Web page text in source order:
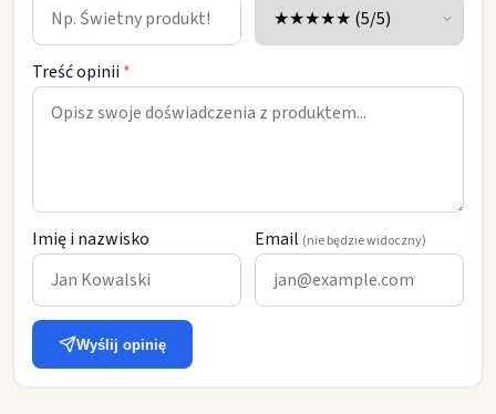
Treść opinii *
Imię i nazwisko Email (nie będzie widoczny)
Wyślij opinię